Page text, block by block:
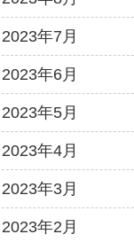
2023年7月
2023年6月
2023年5月
2023年4月
2023年3月
2023年2月